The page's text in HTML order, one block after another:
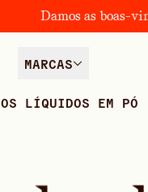
Damos as boas-
MARCAS
LÍQUIDOS EM PÓ